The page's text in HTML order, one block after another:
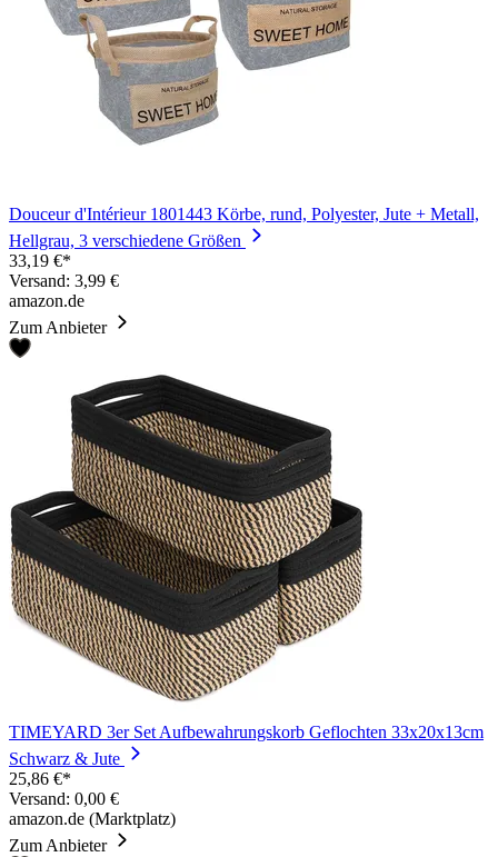
Douceur d'Intérieur 1801443 Körbe, rund, Polyester, Jute + Metall,
Hellgrau, 3 verschiedene Größen
33,19 €*
Versand: 3,99 €
amazon.de
Zum Anbieter
TIMEYARD 3er Set Aufbewahrungskorb Geflochten 33x20x13cm
Schwarz & Jute
25,86 €*
Versand: 0,00 €
amazon.de (Marktplatz)
Zum Anbieter